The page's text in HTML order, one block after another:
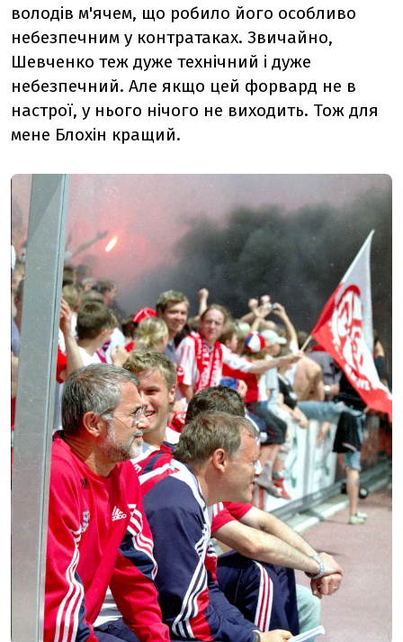
володів м'ячем, що робило його особливо
небезпечним у контратаках. Звичайно,
Шевченко теж дуже технічний і дуже
небезпечний. Але якщо цей форвард не в
настрої, у нього нічого не виходить. Тож для
мене Блохін кращий.